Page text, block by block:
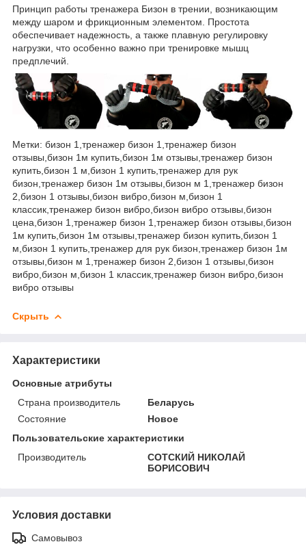
Принцип работы тренажера Бизон в трении, возникающим
между шаром и фрикционным элементом. Простота
обеспечивает надежность, а также плавную регулировку
нагрузки, что особенно важно при тренировке мышц
предплечий.
Метки: бизон 1,тренажер бизон 1,тренажер бизон
отзывы,бизон 1м купить,бизон 1м отзывы,тренажер бизон
купить,бизон 1 м,бизон 1 купить,тренажер для рук
бизон,тренажер бизон 1м отзывы,бизон м 1,тренажер бизон
2,бизон 1 отзывы,бизон вибро,бизон м,бизон 1
классик,тренажер бизон вибро,бизон вибро отзывы,бизон
цена,бизон 1,тренажер бизон 1,тренажер бизон отзывы,бизон
1м купить,бизон 1м отзывы,тренажер бизон купить,бизон 1
м,бизон 1 купить,тренажер для рук бизон,тренажер бизон 1м
отзывы,бизон м 1,тренажер бизон 2,бизон 1 отзывы,бизон
вибро,бизон м,бизон 1 классик,тренажер бизон вибро,бизон
вибро отзывы
Скрыть
Характеристики
Основные атрибуты
Страна производитель
Беларусь
Состояние
Новое
Пользовательские характеристики
Производитель
СОТСКИЙ НИКОЛАЙ
БОРИСОВИЧ
Условия доставки
Самовывоз